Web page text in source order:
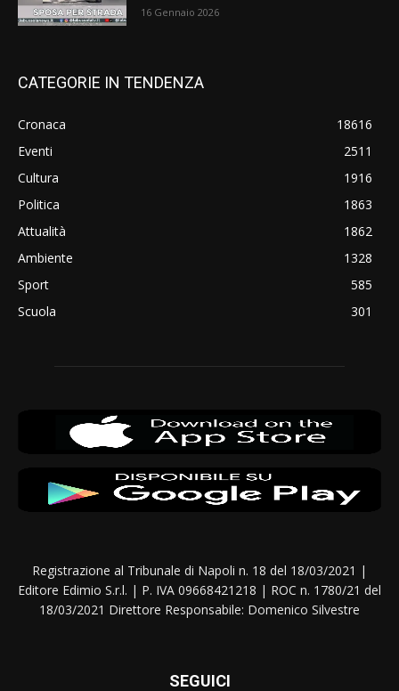
16 Gennaio 2026
CATEGORIE IN TENDENZA
Cronaca
18616
Eventi
2511
Cultura
1916
Politica
1863
Attualità
1862
Ambiente
1328
Sport
585
Scuola
301
Registrazione al Tribunale di Napoli n. 18 del 18/03/2021 |
Editore Edimio S.r.l. | P. IVA 09668421218 | ROC n. 1780/21 del
18/03/2021 Direttore Responsabile: Domenico Silvestre
SEGUICI